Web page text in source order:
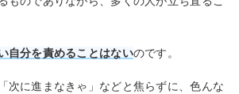
自分を責めることはないのです。
次に進まなきゃ」などと焦らずに、色んな